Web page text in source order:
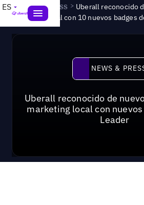
ES News & Press > Uberall reconocido
marketing local con 10 nuevos badges
News
NEWS &
Uberall reconocido de
marketing local con nuevos
Leader